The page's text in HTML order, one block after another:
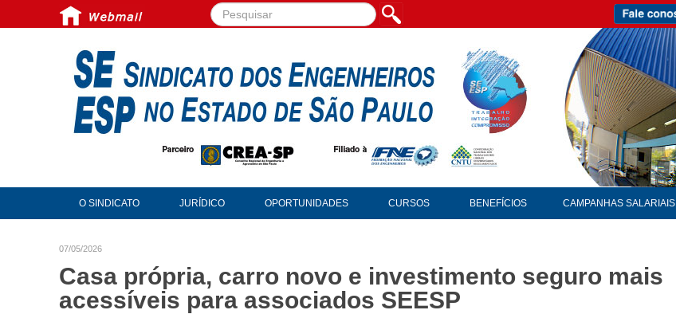
Pesquisar...
O SINDICATO JURÍDICO OPORTUNIDADES CURSOS BENEFÍCIOS CAMPANHAS SALARIAIS
07/05/2026
Casa própria, carro novo e investimento seguro mais
acessíveis para associados SEESP